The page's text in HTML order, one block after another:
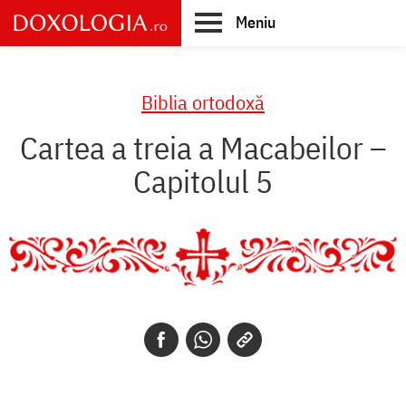
Skip
to
main
Meniu
Biblia ortodoxă
Cartea a treia a Macabeilor –
Capitolul 5